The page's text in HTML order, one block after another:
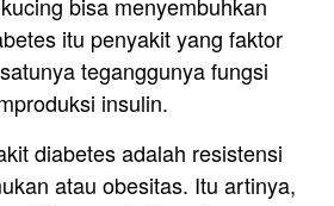
itu penyakit yang faktor
teganggunya fungsi
insulin.
diabetes adalah resistensi
atau obesitas. Itu artinya,